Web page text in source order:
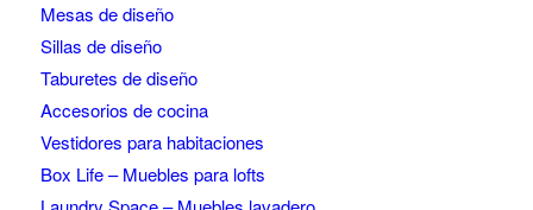
Mesas de diseño
Sillas de diseño
Taburetes de diseño
Accesorios de cocina
Vestidores para habitaciones
Box Life – Muebles para lofts